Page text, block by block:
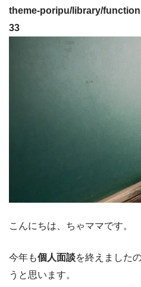
theme-poripu/library/
33
こんにちは、ちゃママです。
今年も個人面談を終えました
うと思います。